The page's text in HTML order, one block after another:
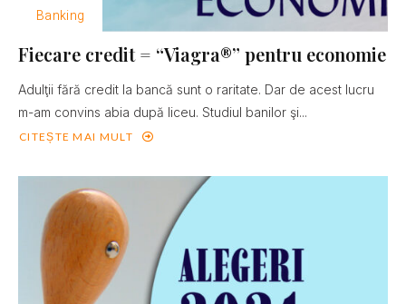
Banking
Fiecare credit = “Viagra®” pentru economie
Adulţii fără credit la bancă sunt o raritate. Dar de acest lucru
m-am convins abia după liceu. Studiul banilor şi...
CITEȘTE MAI MULT